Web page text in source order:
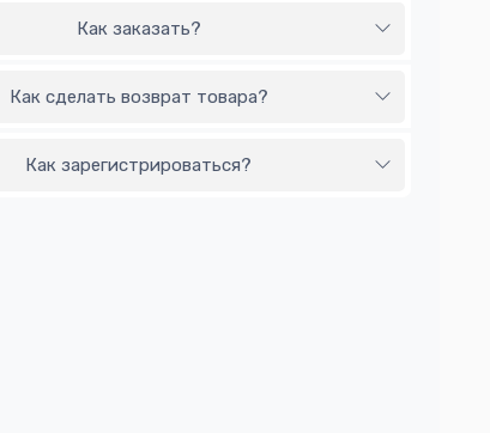
Как заказать?
Как сделать возврат товара?
Как зарегистрироваться?